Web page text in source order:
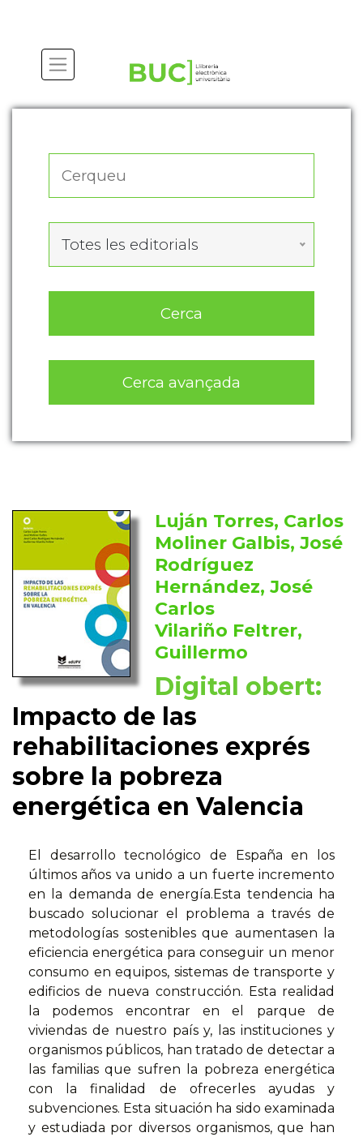
Totes les editorials
Cerca
Cerca avançada
Luján Torres, Carlos
Moliner Galbis, José
Rodríguez
Hernández, José
Carlos
Vilariño Feltrer,
Guillermo
Digital obert:
Impacto de las
rehabilitaciones exprés
sobre la pobreza
energética en Valencia
El desarrollo tecnológico de España en los
últimos años va unido a un fuerte incremento
en la demanda de energía.Esta tendencia ha
buscado solucionar el problema a través de
metodologías sostenibles que aumentasen la
eficiencia energética para conseguir un menor
consumo en equipos, sistemas de transporte y
edificios de nueva construcción. Esta realidad
la podemos encontrar en el parque de
viviendas de nuestro país y, las instituciones y
organismos públicos, han tratado de detectar a
las familias que sufren la pobreza energética
con la finalidad de ofrecerles ayudas y
subvenciones. Esta situación ha sido examinada
y estudiada por diversos organismos, que han